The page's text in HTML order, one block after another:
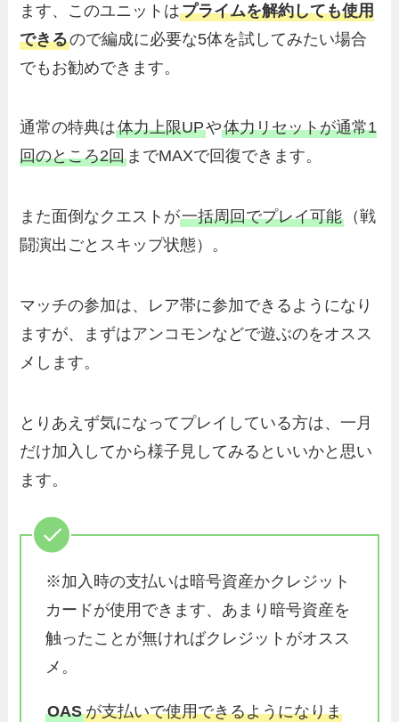
ます、このユニットはプライムを解約しても使用
できるので編成に必要な5体を試してみたい場合
でもお勧めできます。
通常の特典は体力上限UPや体力リセットが通常1
回のところ2回 までMAXで回復できます。
また面倒なクエストが一括周回でプレイ可能 （戦
闘演出ごとスキップ状態）。
マッチの参加は、レア帯に参加できるようになり
ますが、まずはアンコモンなどで遊ぶのをオスス
メします。
とりあえず気になってプレイしている方は、一月
だけ加入してから様子見してみるといいかと思い
ます。
※加入時の支払いは暗号資産かクレジット
カードが使用できます、あまり暗号資産を
触ったことが無ければクレジットがオスス
メ。
OAS が支払いで使用できるようになりま